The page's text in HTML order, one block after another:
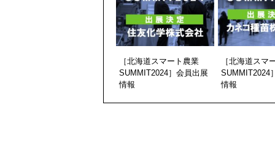
［北海道スマート農業
SUMMIT2024］会員出展
情報
［北海道スマ
SUMMIT2024
情報